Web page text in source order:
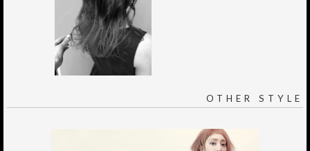
OTHER STYLE